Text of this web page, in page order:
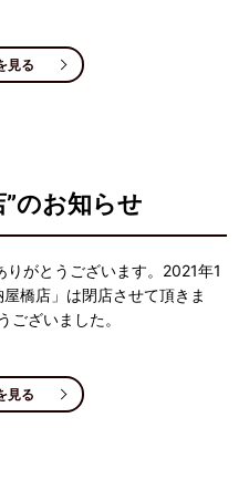
見る
のお知らせ
がとうございます。2021年1
橋店」は閉店させて頂きま
ございました。
見る